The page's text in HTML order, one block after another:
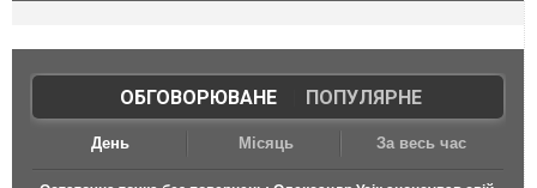
ОБГОВОРЮВАНЕ| ПОПУЛЯРНЕ
День Місяць За весь час